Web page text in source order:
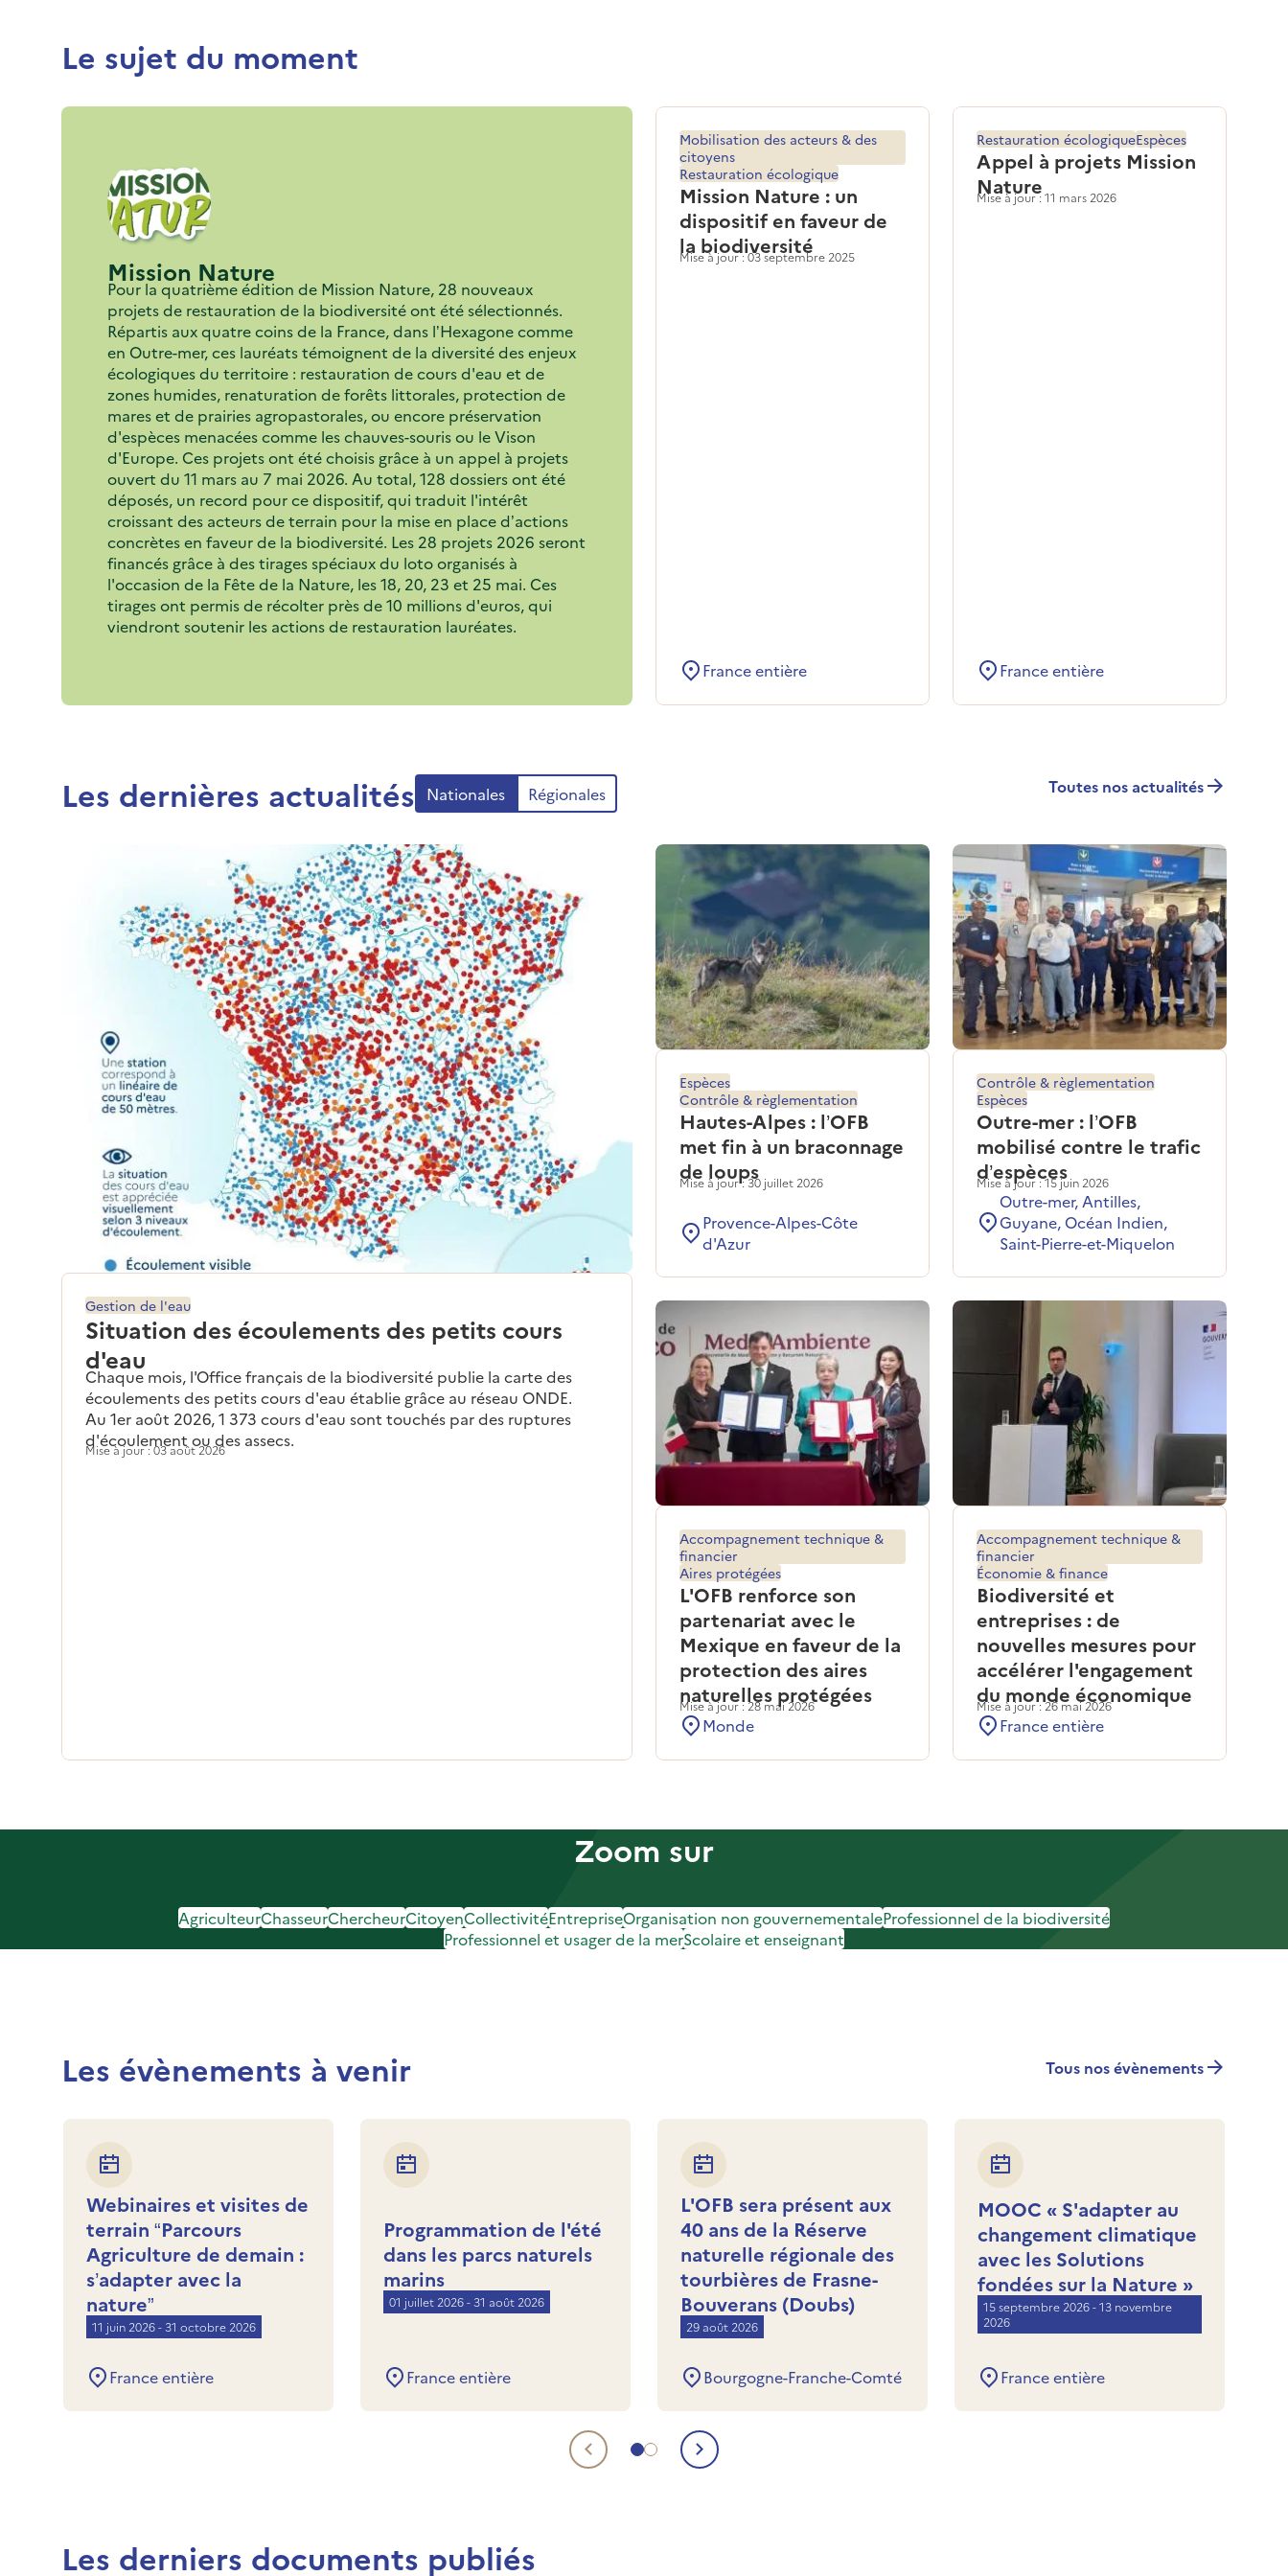
Titre
Le sujet du moment
Mission Nature
Pour la quatrième édition de Mission Nature, 28 nouveaux
projets de restauration de la biodiversité ont été sélectionnés.
Répartis aux quatre coins de la France, dans l’Hexagone comme
en Outre-mer, ces lauréats témoignent de la diversité des enjeux
écologiques du territoire : restauration de cours d'eau et de
zones humides, renaturation de forêts littorales, protection de
mares et de prairies agropastorales, ou encore préservation
d'espèces menacées comme les chauves-souris ou le Vison
d'Europe. Ces projets ont été choisis grâce à un appel à projets
ouvert du 11 mars au 7 mai 2026. Au total, 128 dossiers ont été
déposés, un record pour ce dispositif, qui traduit l'intérêt
croissant des acteurs de terrain pour la mise en place d’actions
concrètes en faveur de la biodiversité. Les 28 projets 2026 seront
financés grâce à des tirages spéciaux du loto organisés à
l'occasion de la Fête de la Nature, les 18, 20, 23 et 25 mai. Ces
tirages ont permis de récolter près de 10 millions d'euros, qui
viendront soutenir les actions de restauration lauréates.
Mission Nature : un
dispositif en faveur de
la biodiversité
Mobilisation des acteurs & des
citoyens
Restauration écologique
Mise à jour : 03 septembre 2025
France entière
Appel à projets Mission
Nature
Restauration écologiqueEspèces
Mise à jour : 11 mars 2026
France entière
Les dernières actualités Nationales Régionales Toutes nos actualités
Situation des écoulements des petits cours
d'eau
Gestion de l'eau
Chaque mois, l'Office français de la biodiversité publie la carte des
écoulements des petits cours d'eau établie grâce au réseau ONDE.
Au 1er août 2026, 1 373 cours d'eau sont touchés par des ruptures
d'écoulement ou des assecs.
Mise à jour : 03 août 2026
Hautes-Alpes : l’OFB
met fin à un braconnage
de loups
Espèces
Contrôle & règlementation
Mise à jour : 30 juillet 2026
Provence-Alpes-Côte
d'Azur
Outre-mer : l’OFB
mobilisé contre le trafic
d’espèces
Contrôle & règlementation
Espèces
Mise à jour : 15 juin 2026
Outre-mer, Antilles,
Guyane, Océan Indien,
Saint-Pierre-et-Miquelon
L'OFB renforce son
partenariat avec le
Mexique en faveur de la
protection des aires
naturelles protégées
Accompagnement technique &
financier
Aires protégées
Mise à jour : 28 mai 2026
Monde
Biodiversité et
entreprises : de
nouvelles mesures pour
accélérer l'engagement
du monde économique
Accompagnement technique &
financier
Économie & finance
Mise à jour : 26 mai 2026
France entière
Zoom sur
AgriculteurChasseurChercheurCitoyenCollectivitéEntrepriseOrganisation non gouvernementaleProfessionnel de la biodiversité
Professionnel et usager de la merScolaire et enseignant
Les évènements à venir Tous nos évènements
Aller à la page 1 de la liste des evénements à venir
Aller à la page 2 de la liste des evénements à venir
Webinaires et visites de
terrain “Parcours
Agriculture de demain :
s’adapter avec la
nature”
11 juin 2026 - 31 octobre 2026
France entière
Programmation de l'été
dans les parcs naturels
marins
01 juillet 2026 - 31 août 2026
France entière
L'OFB sera présent aux
40 ans de la Réserve
naturelle régionale des
tourbières de Frasne-
Bouverans (Doubs)
29 août 2026
Bourgogne-Franche-Comté
MOOC « S'adapter au
changement climatique
avec les Solutions
fondées sur la Nature »
15 septembre 2026 - 13 novembre
2026
France entière
Evénement à venir précédent
Evénement à venir suivant
Les derniers documents publiés